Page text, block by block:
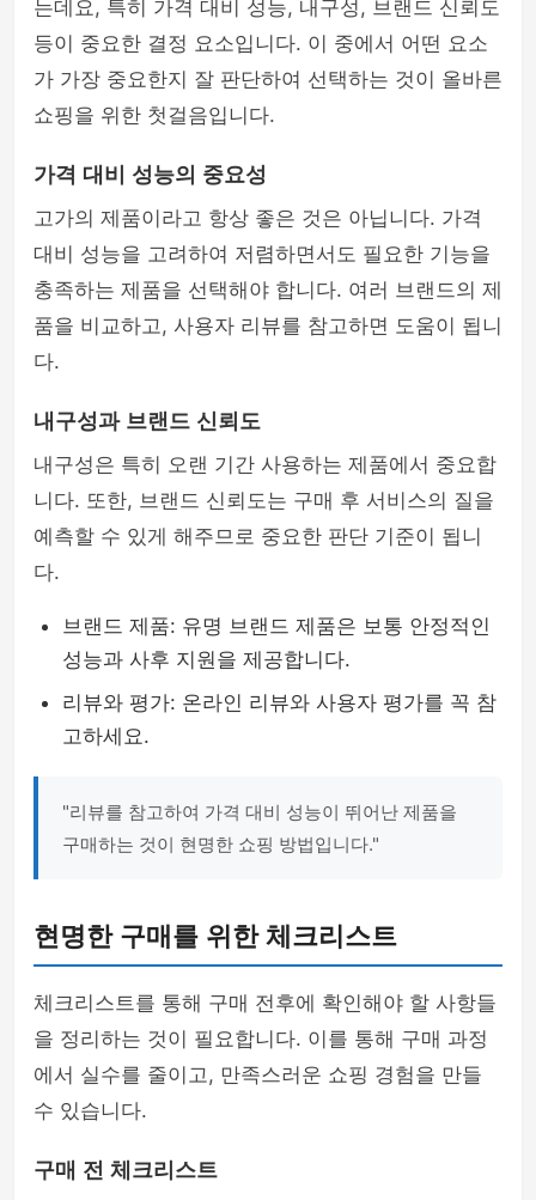
는데요, 특히 가격 대비 성능, 내구성, 브랜드 신뢰도
등이 중요한 결정 요소입니다. 이 중에서 어떤 요소
가 가장 중요한지 잘 판단하여 선택하는 것이 올바른
쇼핑을 위한 첫걸음입니다.
가격 대비 성능의 중요성
고가의 제품이라고 항상 좋은 것은 아닙니다. 가격
대비 성능을 고려하여 저렴하면서도 필요한 기능을
충족하는 제품을 선택해야 합니다. 여러 브랜드의 제
품을 비교하고, 사용자 리뷰를 참고하면 도움이 됩니
다.
내구성과 브랜드 신뢰도
내구성은 특히 오랜 기간 사용하는 제품에서 중요합
니다. 또한, 브랜드 신뢰도는 구매 후 서비스의 질을
예측할 수 있게 해주므로 중요한 판단 기준이 됩니
다.
브랜드 제품: 유명 브랜드 제품은 보통 안정적인
성능과 사후 지원을 제공합니다.
리뷰와 평가: 온라인 리뷰와 사용자 평가를 꼭 참
고하세요.
"리뷰를 참고하여 가격 대비 성능이 뛰어난 제품을
구매하는 것이 현명한 쇼핑 방법입니다."
현명한 구매를 위한 체크리스트
체크리스트를 통해 구매 전후에 확인해야 할 사항들
을 정리하는 것이 필요합니다. 이를 통해 구매 과정
에서 실수를 줄이고, 만족스러운 쇼핑 경험을 만들
수 있습니다.
구매 전 체크리스트